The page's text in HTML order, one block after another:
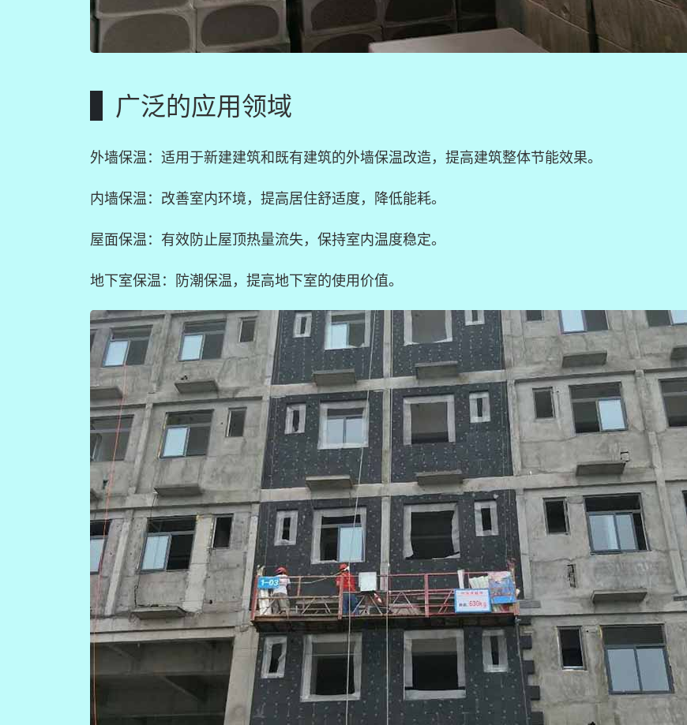
广泛的应用领域
外墙保温：适用于新建建筑和既有建筑的外墙保温改造，提高建筑整体节能效果。
内墙保温：改善室内环境，提高居住舒适度，降低能耗。
屋面保温：有效防止屋顶热量流失，保持室内温度稳定。
地下室保温：防潮保温，提高地下室的使用价值。